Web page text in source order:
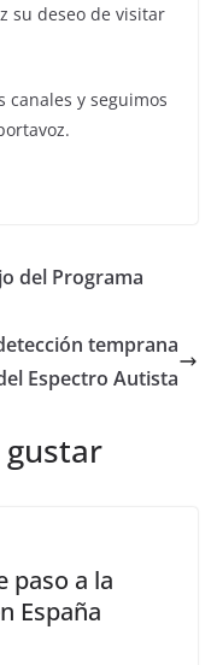
su deseo de visitar
canales y seguimos
del Programa
temprana
Espectro Autista
paso a la
España